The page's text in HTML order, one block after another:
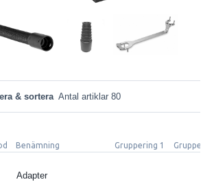
& sortera Antal artiklar 80
Benämning Gruppering 1
Adapter